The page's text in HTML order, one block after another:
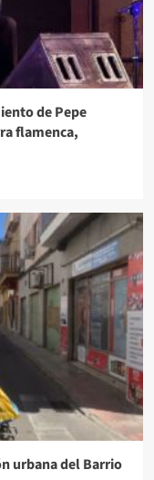
de Pepe
flamenca,
urbana del Barrio